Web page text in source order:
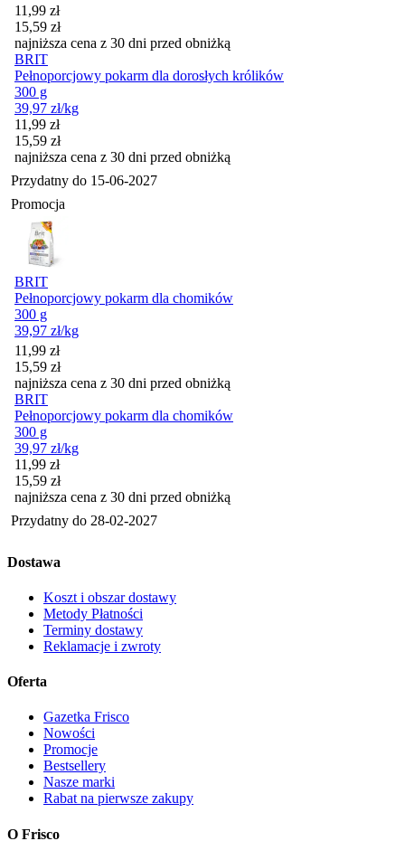
Cena promocyjna
11,99 zł
15,59 zł
najniższa cena z 30 dni przed obniżką
BRIT
Pełnoporcjowy pokarm dla dorosłych królików
300 g
39,97 zł/kg
Cena promocyjna
11,99 zł
15,59 zł
najniższa cena z 30 dni przed obniżką
Przydatny do 15-06-2027
Promocja
BRIT
Pełnoporcjowy pokarm dla chomików
300 g
39,97 zł/kg
Cena promocyjna
11,99 zł
15,59 zł
najniższa cena z 30 dni przed obniżką
BRIT
Pełnoporcjowy pokarm dla chomików
300 g
39,97 zł/kg
Cena promocyjna
11,99 zł
15,59 zł
najniższa cena z 30 dni przed obniżką
Przydatny do 28-02-2027
Dostawa
Koszt i obszar dostawy
Metody Płatności
Terminy dostawy
Reklamacje i zwroty
Oferta
Gazetka Frisco
Nowości
Promocje
Bestsellery
Nasze marki
Rabat na pierwsze zakupy
O Frisco